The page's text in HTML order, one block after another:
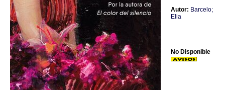
Autor: Barcelo;
Elia
No Disponible